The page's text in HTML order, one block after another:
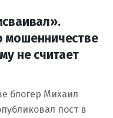
мошенничестве
не считает
блогер Михаил
пост в